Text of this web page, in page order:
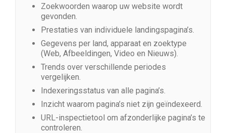
Zoekwoorden waarop uw website wordt
gevonden.
Prestaties van individuele landingspagina’s.
Gegevens per land, apparaat en zoektype
(Web, Afbeeldingen, Video en Nieuws).
Trends over verschillende periodes
vergelijken.
Indexeringsstatus van alle pagina’s.
Inzicht waarom pagina’s niet zijn geïndexeerd.
URL-inspectietool om afzonderlijke pagina’s te
controleren.